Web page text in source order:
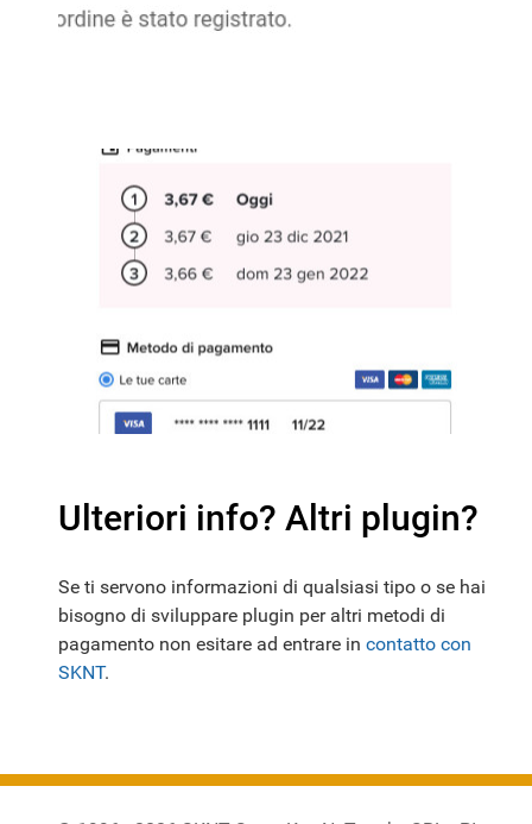
Ulteriori info? Altri plugin?
Se ti servono informazioni di qualsiasi tipo o se hai
bisogno di sviluppare plugin per altri metodi di
pagamento non esitare ad entrare in contatto con
SKNT.